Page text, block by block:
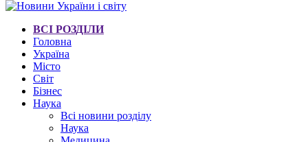
ВСІ РОЗДІЛИ
Головна
Україна
Місто
Світ
Бізнес
Наука
Всі новини розділу
Наука